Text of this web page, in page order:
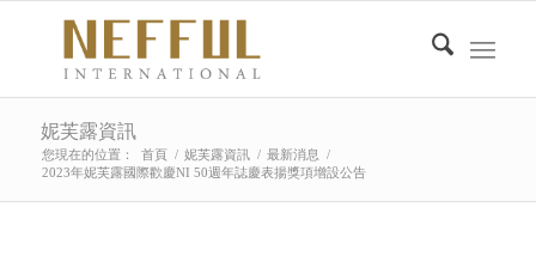
妮芙露資訊
您現在的位置： 首頁 / 妮芙露資訊 / 最新消息
/
2023年妮芙露國際歡慶NI 50週年誌慶表揚獎項增設公告